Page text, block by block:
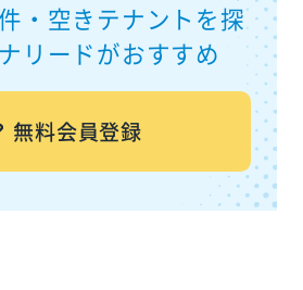
・空きテナントを探
リードがおすすめ
無料会員登録